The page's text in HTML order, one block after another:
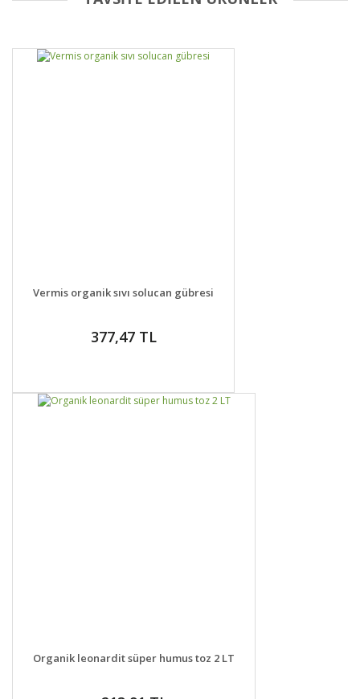
Bu ürüne ilk yorumu siz yapın!
Yorum Yaz
DETAYLAR SEPETE EKLE
Vermis organik sıvı solucan gübresi
377,47 TL
DETAYLAR
Organik leonardit süper humus toz 2 LT